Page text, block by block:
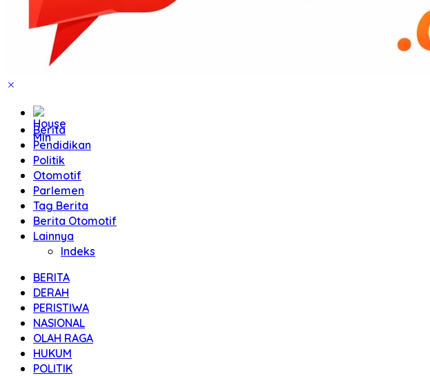
Berita
Pendidikan
Politik
Otomotif
Parlemen
Tag Berita
Berita Otomotif
Lainnya
Indeks
BERITA
DERAH
PERISTIWA
NASIONAL
OLAH RAGA
HUKUM
POLITIK